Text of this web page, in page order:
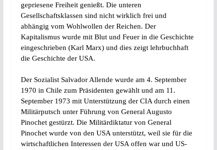
gepriesene Freiheit genießt. Die unteren
Gesellschaftsklassen sind nicht wirklich frei und
abhängig vom Wohlwollen der Reichen. Der
Kapitalismus wurde mit Blut und Feuer in die Geschichte
eingeschrieben (Karl Marx) und dies zeigt lehrbuchhaft
die Geschichte der USA.
Der Sozialist Salvador Allende wurde am 4. September
1970 in Chile zum Präsidenten gewählt und am 11.
September 1973 mit Unterstützung der CIA durch einen
Militärputsch unter Führung von General Augusto
Pinochet gestürzt. Die Militärdiktatur von General
Pinochet wurde von den USA unterstützt, weil sie für die
wirtschaftlichen Interessen der USA offen war und US-